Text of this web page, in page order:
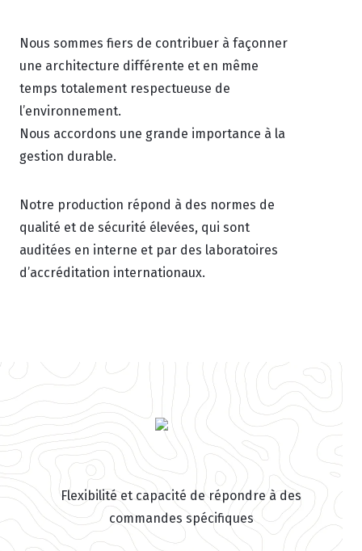
Nous sommes fiers de contribuer à façonner
une architecture différente et en même
temps totalement respectueuse de
l’environnement.
Nous accordons une grande importance à la
gestion durable.
Notre production répond à des normes de
qualité et de sécurité élevées, qui sont
auditées en interne et par des laboratoires
d’accréditation internationaux.
Flexibilité et capacité de répondre à des
commandes spécifiques